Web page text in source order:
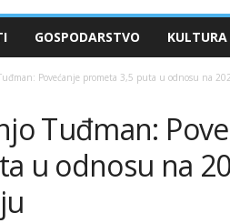
GOSPODARSTVO KULTURA
Povećanje prometa 3,5 puta u odnosu na
Tuđman:
u odnosu na